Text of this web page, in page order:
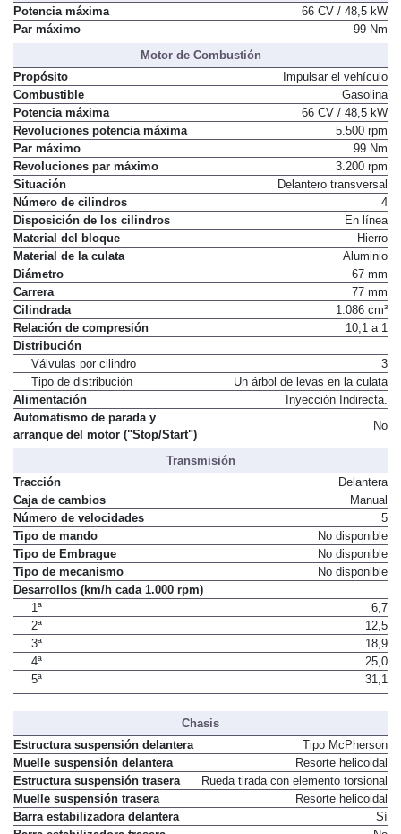
Potencia máxima
66 CV / 48,5 kW
Par máximo
99 Nm
Motor de Combustión
Propósito
Impulsar el vehículo
Combustible
Gasolina
Potencia máxima
66 CV / 48,5 kW
Revoluciones potencia máxima
5.500 rpm
Par máximo
99 Nm
Revoluciones par máximo
3.200 rpm
Situación
Delantero transversal
Número de cilindros
4
Disposición de los cilindros
En línea
Material del bloque
Hierro
Material de la culata
Aluminio
Diámetro
67 mm
Carrera
77 mm
Cilindrada
1.086 cm³
Relación de compresión
10,1 a 1
Distribución
Válvulas por cilindro
3
Tipo de distribución
Un árbol de levas en la culata
Alimentación
Inyección Indirecta.
Automatismo de parada y
arranque del motor ("Stop/Start")
No
Transmisión
Tracción
Delantera
Caja de cambios
Manual
Número de velocidades
5
Tipo de mando
No disponible
Tipo de Embrague
No disponible
Tipo de mecanismo
No disponible
Desarrollos (km/h cada 1.000 rpm)
1ª
6,7
2ª
12,5
3ª
18,9
4ª
25,0
5ª
31,1
Chasis
Estructura suspensión delantera
Tipo McPherson
Muelle suspensión delantera
Resorte helicoidal
Estructura suspensión trasera
Rueda tirada con elemento torsional
Muelle suspensión trasera
Resorte helicoidal
Barra estabilizadora delantera
Sí